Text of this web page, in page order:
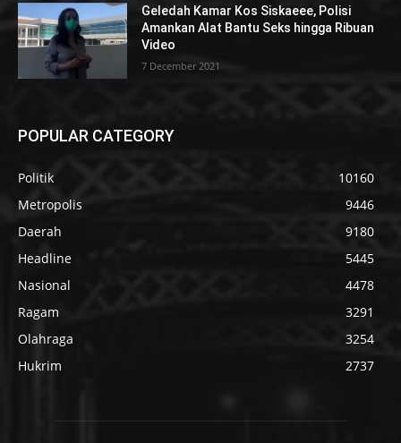
Geledah Kamar Kos Siskaeee, Polisi
Amankan Alat Bantu Seks hingga Ribuan
Video
7 December 2021
POPULAR CATEGORY
Politik
10160
Metropolis
9446
Daerah
9180
Headline
5445
Nasional
4478
Ragam
3291
Olahraga
3254
Hukrim
2737